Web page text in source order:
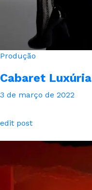
Produção
Cabaret Luxúria
3 de março de 2022
edit post